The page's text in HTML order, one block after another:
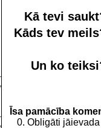
Kā tevi
Kāds tev
Un ko
Īsa pamācība
0. Obligāti jāievada